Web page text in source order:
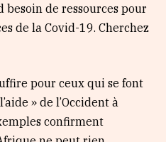
de ressources pour
de la Covid-19. Cherchez
pour ceux qui se font
» de l’Occident à
confirment